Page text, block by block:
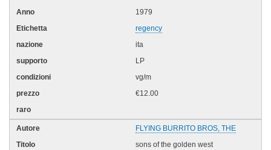
1979
regency
ita
LP
vg/m
€12.00
FLYING BURRITO BROS, THE
sons of the golden west